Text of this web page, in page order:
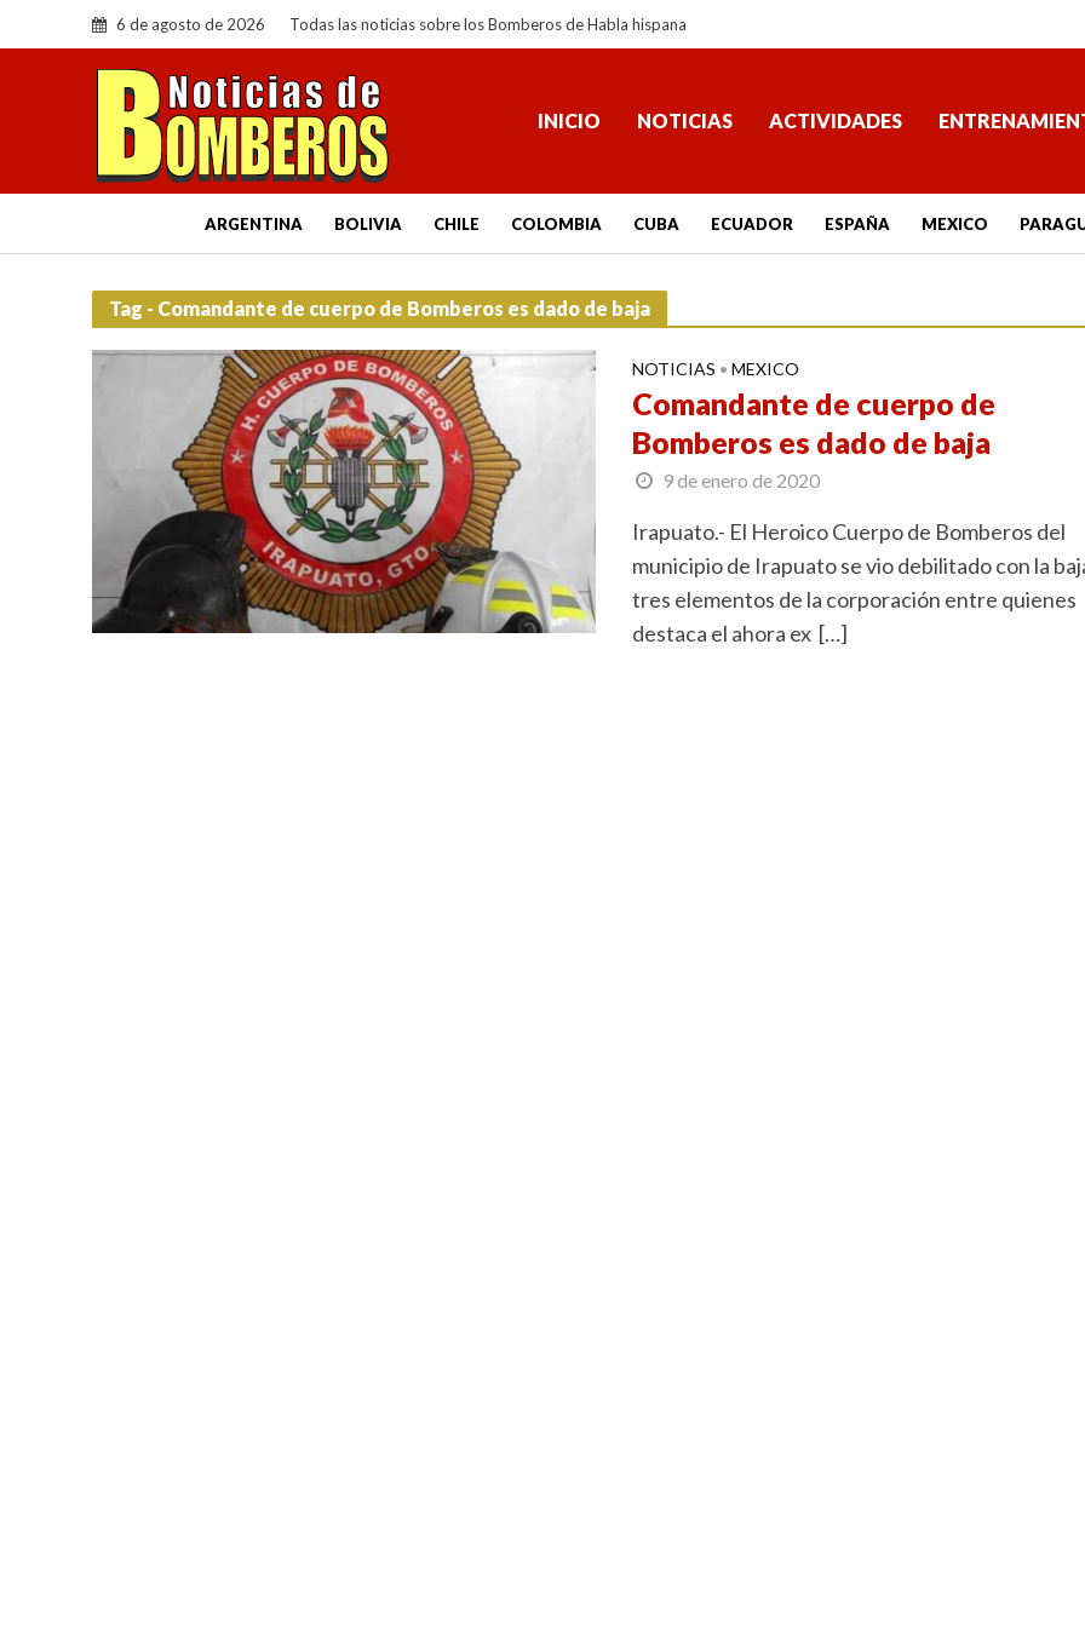
6 de agosto de 2026 Todas las noticias sobre los Bomberos de Habla hispana
INICIO NOTICIAS ACTIVIDADES
ARGENTINA BOLIVIA CHILE COLOMBIA CUBA ECUADOR ESPAÑA MEXICO
Tag - Comandante de cuerpo de Bomberos es dado de baja
NOTICIAS • MEXICO
Comandante de cuerpo de
Bomberos es dado de baja
9 de enero de 2020
Irapuato.- El Heroico Cuerpo de Bomberos del
municipio de Irapuato se vio debilitado con la
tres elementos de la corporación entre quienes
destaca el ahora ex […]